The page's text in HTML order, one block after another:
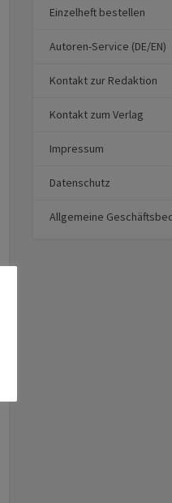
Einzelheft bestellen
Autoren-Service (DE/EN)
Kontakt zur Redaktion
Kontakt zum Verlag
Impressum
Datenschutz
Allgemeine